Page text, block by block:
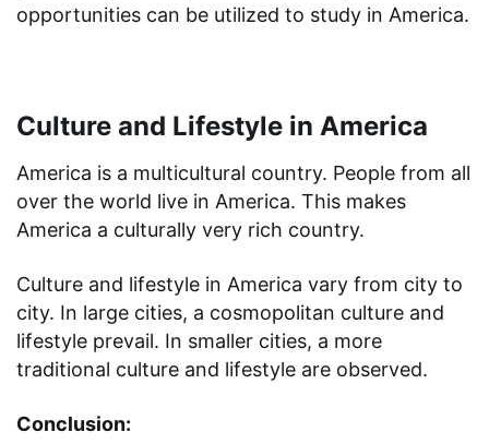
opportunities can be utilized to study in America.
Culture and Lifestyle in America
America is a multicultural country. People from all
over the world live in America. This makes
America a culturally very rich country.
Culture and lifestyle in America vary from city to
city. In large cities, a cosmopolitan culture and
lifestyle prevail. In smaller cities, a more
traditional culture and lifestyle are observed.
Conclusion: